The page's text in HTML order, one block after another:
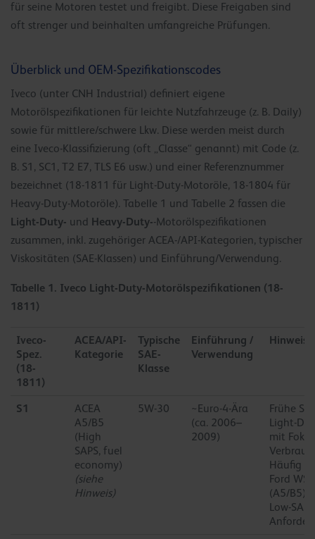
für seine Motoren testet und freigibt. Diese Freigaben sind
oft strenger und beinhalten umfangreiche Prüfungen.
Überblick und OEM-Spezifikationscodes
Iveco (unter CNH Industrial) definiert eigene
Motorölspezifikationen für leichte Nutzfahrzeuge (z. B. Daily)
sowie für mittlere/schwere Lkw. Diese werden meist durch
eine Iveco-Klassifizierung (oft „Classe“ genannt) mit Code (z.
B. S1, SC1, T2 E7, TLS E6 usw.) und einer Referenznummer
bezeichnet (18-1811 für Light-Duty-Motoröle, 18-1804 für
Heavy-Duty-Motoröle). Tabelle 1 und Tabelle 2 fassen die
Light-Duty- und Heavy-Duty--Motorölspezifikationen
zusammen, inkl. zugehöriger ACEA-/API-Kategorien, typischer
Viskositäten (SAE-Klassen) und Einführung/Verwendung.
Tabelle 1. Iveco Light-Duty-Motorölspezifikationen (18-
1811)
Iveco-
Spez.
(18-
1811)
ACEA/API-
Kategorie
Typische
SAE-
Klasse
Einführung /
Verwendung
Hinweise
S1
ACEA
A5/B5
(High
SAPS, fuel
economy)
(siehe
Hinweis)
5W-30
~Euro-4-Ära
(ca. 2006–
2009)
Frühe
Light-
mit
Häufig
Ford
(A5/B5).
Low-